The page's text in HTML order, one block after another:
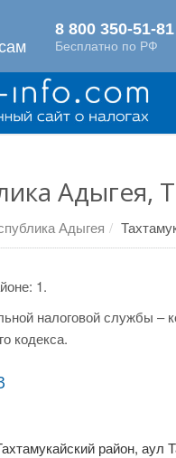
Адыгея,
Адыгея
1.
налоговой службы –
кодекса.
район, аул